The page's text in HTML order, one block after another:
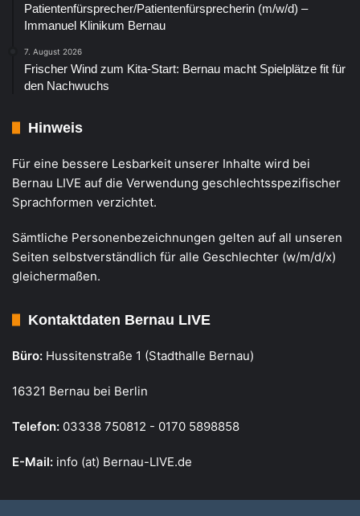
Patientenfürsprecher/Patientenfürsprecherin (m/w/d) –
Immanuel Klinikum Bernau
7. August 2026
Frischer Wind zum Kita-Start: Bernau macht Spielplätze fit für
den Nachwuchs
Hinweis
Für eine bessere Lesbarkeit unserer Inhalte wird bei
Bernau LIVE auf die Verwendung geschlechtsspezifischer
Sprachformen verzichtet.
Sämtliche Personenbezeichnungen gelten auf all unseren
Seiten selbstverständlich für alle Geschlechter (w/m/d/x)
gleichermaßen.
Kontaktdaten Bernau LIVE
Büro: Hussitenstraße 1 (Stadthalle Bernau)
16321 Bernau bei Berlin
Telefon: 03338 750812 - 0170 5898858
E-Mail: info (at) Bernau-LIVE.de